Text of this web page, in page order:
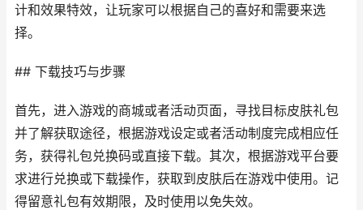
计和效果特效，让玩家可以根据自己的喜好和需要来选
择。
## 下载技巧与步骤
首先，进入游戏的商城或者活动页面，寻找目标皮肤礼包
并了解获取途径，根据游戏设定或者活动制度完成相应任
务，获得礼包兑换码或直接下载。其次，根据游戏平台要
求进行兑换或下载操作，获取到皮肤后在游戏中使用。记
得留意礼包有效期限，及时使用以免失效。